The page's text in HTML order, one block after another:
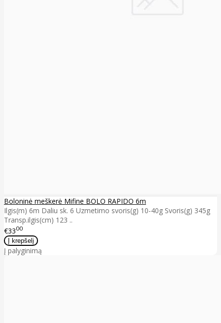
Boloninė meškerė Mifine BOLO RAPIDO 6m
Ilgis(m) 6m Daliu sk. 6 Uzmetimo svoris(g) 10-40g Svoris(g) 345g
Transp.ilgis(cm) 123 ..
€3300
Į palyginimą